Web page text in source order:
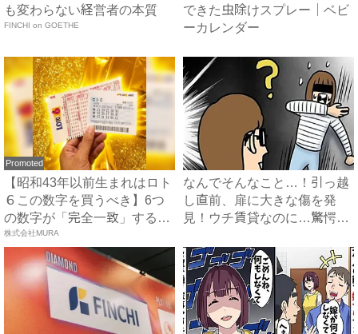
も変わらない経営者の本質
FINCHI on GOETHE
できた虫除けスプレー｜ベビ
ーカレンダー
Promoted
【昭和43年以前生まれはロト
６この数字を買うべき】6つ
の数字が「完全一致」する
方...
株式会社MURA
なんでそんなこと…！引っ越
し直前、扉に大きな傷を発
見！ウチ賃貸なのに…驚愕の